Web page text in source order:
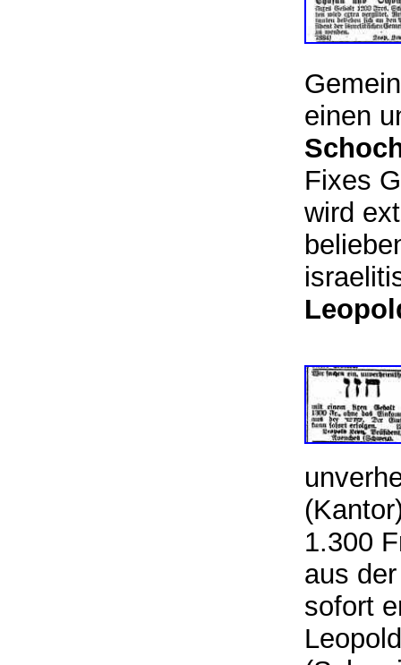
einen
Fixes
wird
1.300
aus
sofort